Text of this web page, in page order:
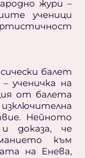
жури –
ученици
балет
ученичка на
от балета
Нейното
доказа, че
към
на Енева,